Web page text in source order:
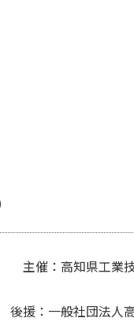
主催：高知県工業
法人高知県